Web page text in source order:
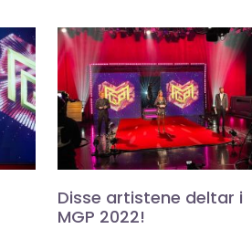
Disse artistene deltar i
MGP 2022!